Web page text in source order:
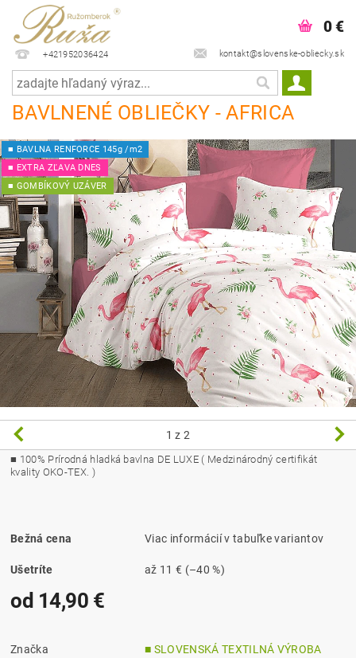
+421952036424 kontakt@slovenske-obliecky.sk
0 €
BAVLNENÉ OBLIEČKY - AFRICA
■ BAVLNA RENFORCE 145g /m2
■ EXTRA ZĽAVA DNES
■ GOMBÍKOVÝ UZÁVER
1 z 2
■ 100% Prírodná hladká bavlna DE LUXE ( Medzinárodný certifikát
kvality OKO-TEX. )
Bežná cena Viac informácií v tabuľke variantov
Ušetríte až 11 € (–40 %)
od 14,90 €
Značka ■ SLOVENSKÁ TEXTILNÁ VÝROBA